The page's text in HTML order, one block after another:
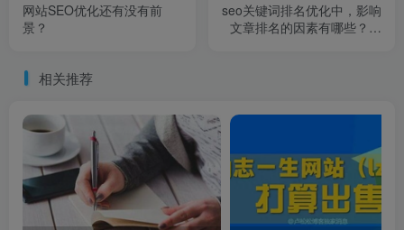
网站SEO优化还有没有前
景？
seo关键词排名优化中，影响
文章排名的因素有哪些？这
相关推荐